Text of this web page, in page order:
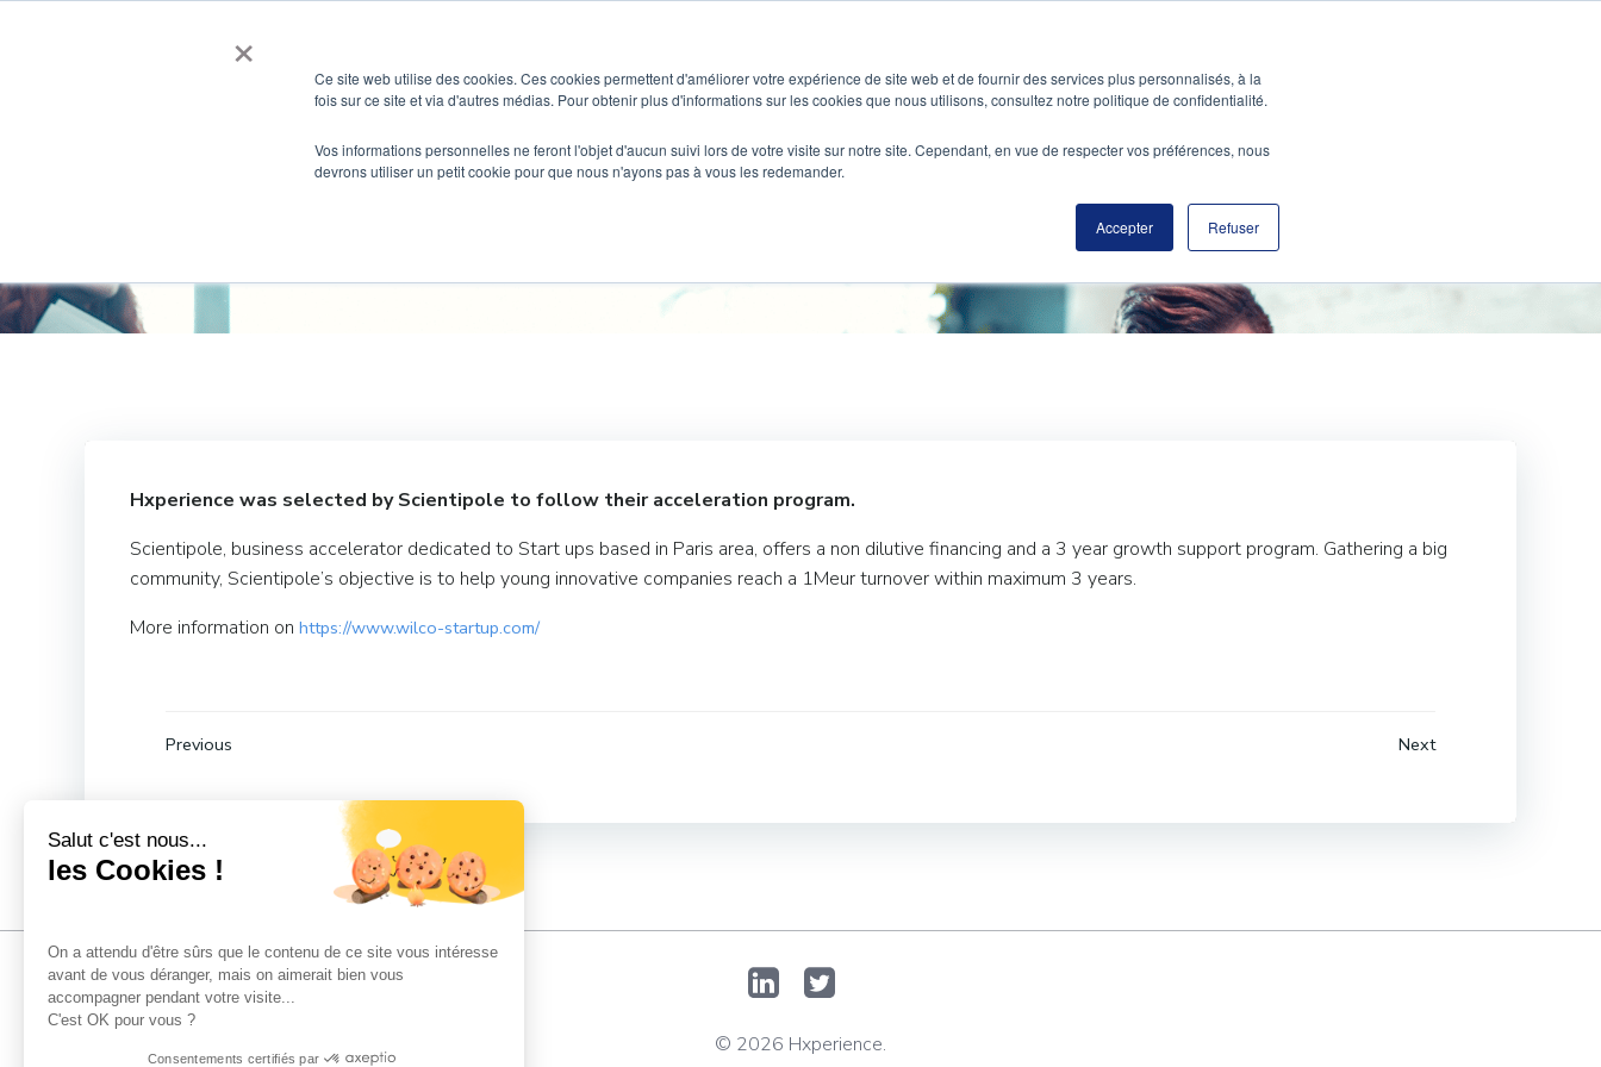
×
Ce site web utilise des cookies. Ces cookies permettent d'améliorer votre expérience de site web et de fournir des services plus personnalisés, à la
fois sur ce site et via d'autres médias. Pour obtenir plus d'informations sur les cookies que nous utilisons, consultez notre politique de confidentialité.
Vos informations personnelles ne feront l'objet d'aucun suivi lors de votre visite sur notre site. Cependant, en vue de respecter vos préférences, nous
devrons utiliser un petit cookie pour que nous n'ayons pas à vous les redemander.
Accepter Refuser
Hxperience was selected byScientipole to follow their acceleration program.
Scientipole, business accelerator dedicated to Start ups based in Paris area, offers a non dilutive financing and a 3 year growth support program. Gathering a big
community, Scientipole’s objective is to help young innovative companies reach a 1Meur turnover within maximum 3 years.
More information on https://www.wilco-startup.com/
Post
navigation
Previous Next
© 2026 Hxperience.
Salut c'est nous...
les Cookies !
On a attendu d'être sûrs que le contenu de ce site vous intéresse
avant de vous déranger, mais on aimerait bien vous
accompagner pendant votre visite...
C'est OK pour vous ?
Consentements certifiés par